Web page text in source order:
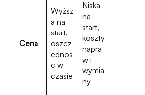
Cena
Wyższ
a na
start,
oszcz
ędnoś
ć w
czasie
Niska
na
start,
koszty
napra
w i
wymia
ny